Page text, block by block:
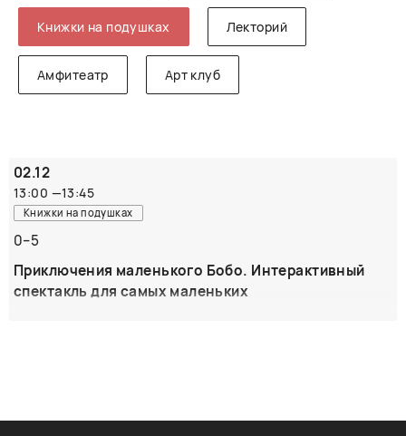
Книжки на подушках Лекторий
Амфитеатр Арт клуб
02.12
13:00 —13:45
Книжки на подушках
0–5
Приключения маленького Бобо. Интерактивный
спектакль для самых маленьких
новую историю в стиле книг Остервальдера — о том, как